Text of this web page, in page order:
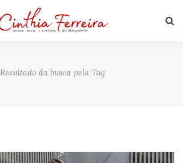
Resultado da busca pela Tag